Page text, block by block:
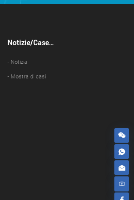
Notizie/Case
- Notizia
- Mostra di casi